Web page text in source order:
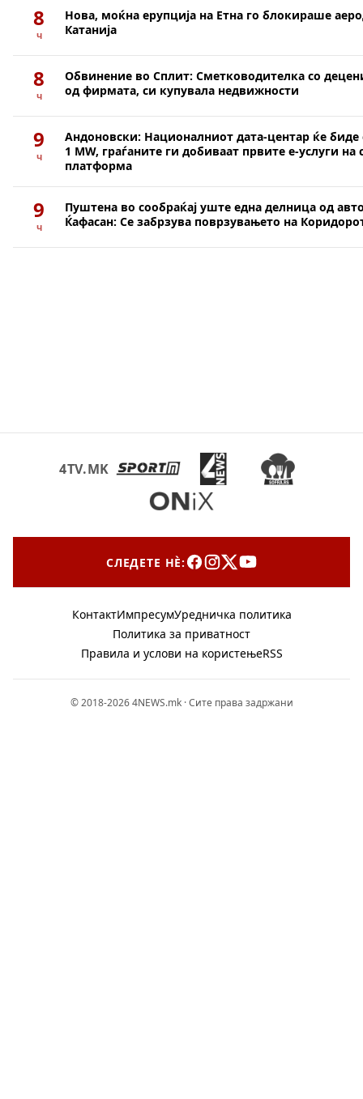
8
ч
Нова, моќна ерупција на Етна го блокираше
Катанија
8
ч
Обвинение во Сплит: Сметководителка со
од фирмата, си купувала недвижности
9
ч
Андоновски: Националниот дата-центар ќе биде
1 MW, граѓаните ги добиваат првите е-услуги на
платформа
9
ч
Пуштена во сообраќај уште една делница од
Ќафасан: Се забрзува поврзувањето на
4TV.MK
СЛЕДЕТЕ НЀ:
КонтактИмпресумУредничка политика
Политика за приватност
Правила и услови на користењеRSS
© 2018-2026 4NEWS.mk · Сите права задржани